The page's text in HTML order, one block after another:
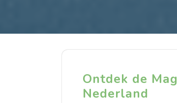
Ontdek de
Nederland